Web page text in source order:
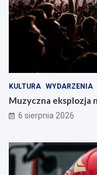
KULTURA WYDARZENIA
Muzyczna eksplozja
6 sierpnia 2026